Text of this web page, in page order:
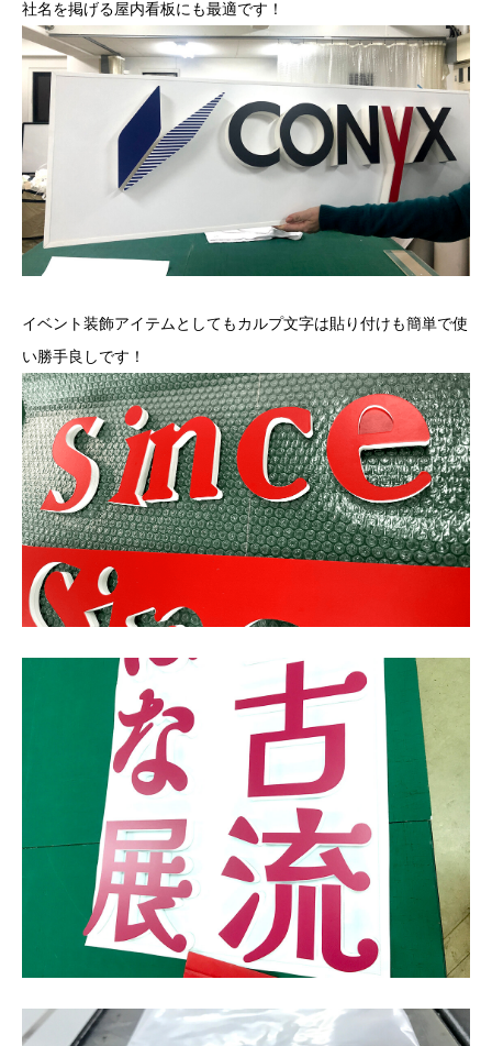
社名を掲げる屋内看板にも最適です！
イベント装飾アイテムとしてもカルプ文字は貼り付けも簡単で使
い勝手良しです！